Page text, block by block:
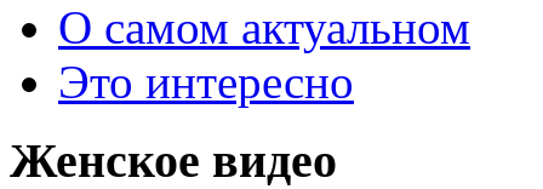
О самом актуальном
Это интересно
Женское видео